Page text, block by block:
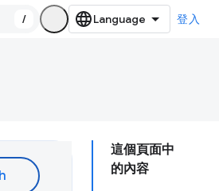
/ 登入
這個頁面中
的內容